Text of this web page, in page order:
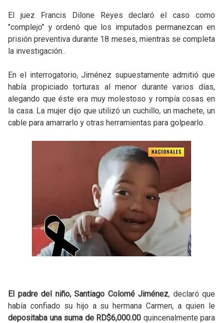
El juez Francis Dilone Reyes declaró el caso como
"complejo" y ordenó que los imputados permanezcan en
prisión preventiva durante 18 meses, mientras se completa
la investigación..
En el interrogatorio, Jiménez supuestamente admitió que
había propiciado torturas al menor durante varios días,
alegando que éste era muy molestoso y rompía cosas en
la casa. La mujer dijo que utilizó un cuchillo, un machete, un
cable para amarrarlo y otras herramientas para golpearlo.
El padre del niño, Santiago Colomé Jiménez, declaró que
había confiado su hijo a su hermana Carmen, a quien le
depositaba una suma de RD$6,000.00 quincenalmente para